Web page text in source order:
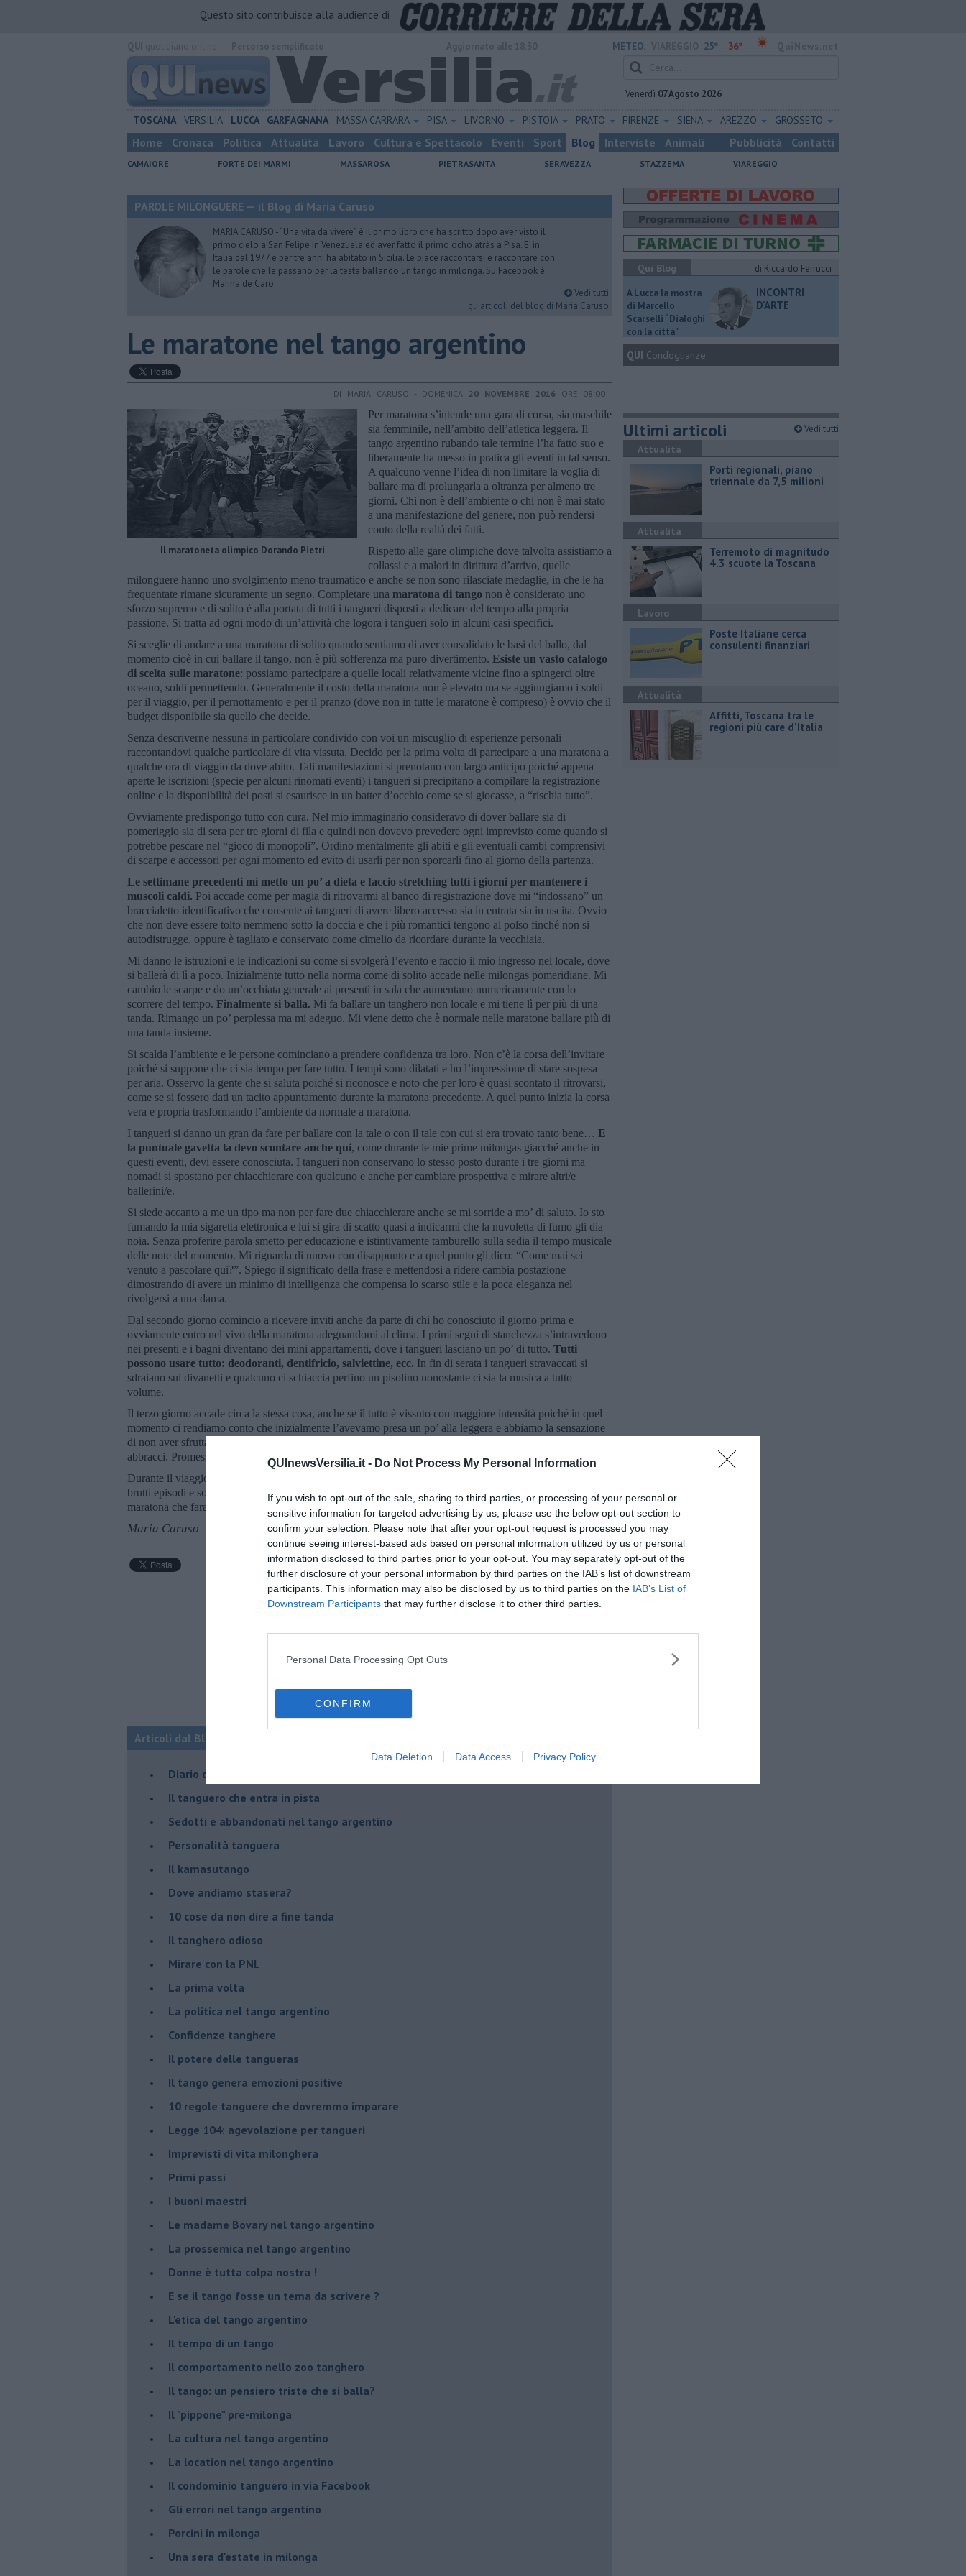
QUInewsVersilia.it - Do Not Process My Personal Information
If you wish to opt-out of the sale, sharing to third parties, or processing of your personal or
sensitive information for targeted advertising by us, please use the below opt-out section to
confirm your selection. Please note that after your opt-out request is processed you may
continue seeing interest-based ads based on personal information utilized by us or personal
information disclosed to third parties prior to your opt-out. You may separately opt-out of the
further disclosure of your personal information by third parties on the IAB’s list of downstream
participants. This information may also be disclosed by us to third parties on the IAB’s List of
Downstream Participants that may further disclose it to other third parties.
Personal Data Processing Opt Outs
CONFIRM
Data Deletion Data Access Privacy Policy
Questo sito contribuisce alla audience di
METEO: 25° 36°
Venerdì 07 Agosto 2026
TOSCANA VERSILIA LUCCA GARFAGNANA MASSA CARRARA PISA LIVORNO PISTOIA PRATO FIRENZE SIENA AREZZO GROSSETO
Home Cronaca Politica Attualità Lavoro Cultura e Spettacolo Eventi Sport Blog Interviste Animali Pubblicità Contatti
CAMAIORE FORTE DEI MARMI MASSAROSA PIETRASANTA SERAVEZZA STAZZEMA VIAREGGIO
PAROLE MILONGUERE — il Blog di Maria Caruso
MARIA CARUSO - “Una vita da vivere” è il primo libro che ha scritto dopo aver visto il
primo cielo a San Felipe in Venezuela ed aver fatto il primo ocho atràs a Pisa. E' in
Italia dal 1977 e per tre anni ha abitato in Sicilia. Le piace raccontarsi e raccontare con
le parole che le passano per la testa ballando un tango in milonga. Su Facebook è
Marina de Caro
Vedi tutti
gli articoli del blog di Maria Caruso
Le maratone nel tango argentino
DI MARIA CARUSO - DOMENICA 20 NOVEMBRE 2016 ORE 08:00
Il maratoneta olimpico Dorando Pietri
Per maratona s’intende una gara di corsa, sia maschile
sia femminile, nell’ambito dell’atletica leggera. Il
tango argentino rubando tale termine l’ha fatto suo e
liberamente ha messo in pratica gli eventi in tal senso.
A qualcuno venne l’idea di non limitare la voglia di
ballare ma di prolungarla a oltranza per almeno tre
giorni. Chi non è dell’ambiente o chi non è mai stato
a una manifestazione del genere, non può rendersi
conto della realtà dei fatti.
Rispetto alle gare olimpiche dove talvolta assistiamo a
collassi e a malori in dirittura d’arrivo, quelle
milonguere hanno uno svolgimento meno traumatico e anche se non sono rilasciate medaglie, in che le ha
frequentate rimane sicuramente un segno. Completare una maratona di tango non è considerato uno
sforzo supremo e di solito è alla portata di tutti i tangueri disposti a dedicare del tempo alla propria
passione. Si tratta ad ogni modo di un’attività che logora i tangueri solo in alcuni casi specifici.
Si sceglie di andare a una maratona di solito quando sentiamo di aver consolidato le basi del ballo, dal
momento cioè in cui ballare il tango, non è più sofferenza ma puro divertimento. Esiste un vasto catalogo
di scelta sulle maratone: possiamo partecipare a quelle locali relativamente vicine fino a spingerci oltre
oceano, soldi permettendo. Generalmente il costo della maratona non è elevato ma se aggiungiamo i soldi
per il viaggio, per il pernottamento e per il pranzo (dove non in tutte le maratone è compreso) è ovvio che il
budget disponibile sia quello che decide.
Senza descriverne nessuna in particolare condivido con voi un miscuglio di esperienze personali
raccontandovi qualche particolare di vita vissuta. Decido per la prima volta di partecipare a una maratona a
qualche ora di viaggio da dove abito. Tali manifestazioni si prenotano con largo anticipo poiché appena
aperte le iscrizioni (specie per alcuni rinomati eventi) i tangueri si precipitano a compilare la registrazione
online e la disponibilità dei posti si esaurisce in un batter d’occhio come se si giocasse, a “rischia tutto”.
Ovviamente predispongo tutto con cura. Nel mio immaginario consideravo di dover ballare sia di
pomeriggio sia di sera per tre giorni di fila e quindi non dovevo prevedere ogni imprevisto come quando si
potrebbe pescare nel “gioco di monopoli”. Ordino mentalmente gli abiti e gli eventuali cambi comprensivi
di scarpe e accessori per ogni momento ed evito di usarli per non sporcarli fino al giorno della partenza.
Le settimane precedenti mi metto un po’ a dieta e faccio stretching tutti i giorni per mantenere i
muscoli caldi. Poi accade come per magia di ritrovarmi al banco di registrazione dove mi “indossano” un
braccialetto identificativo che consente ai tangueri di avere libero accesso sia in entrata sia in uscita. Ovvio
che non deve essere tolto nemmeno sotto la doccia e che i più romantici tengono al polso finché non si
autodistrugge, oppure è tagliato e conservato come cimelio da ricordare durante la vecchiaia.
Mi danno le istruzioni e le indicazioni su come si svolgerà l’evento e faccio il mio ingresso nel locale, dove
si ballerà di lì a poco. Inizialmente tutto nella norma come di solito accade nelle milongas pomeridiane. Mi
cambio le scarpe e do un’occhiata generale ai presenti in sala che aumentano numericamente con lo
scorrere del tempo. Finalmente si balla. Mi fa ballare un tanghero non locale e mi tiene lì per più di una
tanda. Rimango un po’ perplessa ma mi adeguo. Mi viene detto che è normale nelle maratone ballare più di
una tanda insieme.
Si scalda l’ambiente e le persone cominciano a prendere confidenza tra loro. Non c’è la corsa dell’invitare
poiché si suppone che ci sia tempo per fare tutto. I tempi sono dilatati e ho l’impressione di stare sospesa
per aria. Osservo la gente che si saluta poiché si riconosce e noto che per loro è quasi scontato il ritrovarsi,
come se si fossero dati un tacito appuntamento durante la maratona precedente. A quel punto inizia la corsa
vera e propria trasformando l’ambiente da normale a maratona.
I tangueri si danno un gran da fare per ballare con la tale o con il tale con cui si era trovato tanto bene… E
la puntuale gavetta la devo scontare anche qui, come durante le mie prime milongas giacché anche in
questi eventi, devi essere conosciuta. I tangueri non conservano lo stesso posto durante i tre giorni ma
nomadi si spostano per chiacchierare con qualcuno e anche per cambiare prospettiva e mirare altri/e
ballerini/e.
Si siede accanto a me un tipo ma non per fare due chiacchierare anche se mi sorride a mo’ di saluto. Io sto
fumando la mia sigaretta elettronica e lui si gira di scatto quasi a indicarmi che la nuvoletta di fumo gli dia
noia. Senza proferire parola smetto per educazione e istintivamente tamburello sulla sedia il tempo musicale
delle note del momento. Mi riguarda di nuovo con disappunto e a quel punto gli dico: “Come mai sei
venuto a pascolare qui?”. Spiego il significato della frase e mettendosi a ridere cambia postazione
dimostrando di avere un minimo di intelligenza che compensa lo scarso stile e la poca eleganza nel
rivolgersi a una dama.
Dal secondo giorno comincio a ricevere inviti anche da parte di chi ho conosciuto il giorno prima e
ovviamente entro nel vivo della maratona adeguandomi al clima. I primi segni di stanchezza s’intravedono
nei presenti e i bagni diventano dei mini appartamenti, dove i tangueri lasciano un po’ di tutto. Tutti
possono usare tutto: deodoranti, dentifricio, salviettine, ecc. In fin di serata i tangueri stravaccati si
sdraiano sui divanetti e qualcuno ci schiaccia perfino un pisolino nonostante ci sia la musica a tutto
volume.
Il terzo giorno accade circa la stessa cosa, anche se il tutto è vissuto con maggiore intensità poiché in quel
momento ci rendiamo conto che inizialmente l’avevamo presa un po’ alla leggera e abbiamo la sensazione
di non aver sfruttato tutte le potenzialità messe a disposizione dall’evento.
abbracci. Promesse per rivedersi ancora l’anno dopo oppure in qualche altra maratona.
Durante il viaggio di ritorno, insieme ai dolori muscolari post maratona, rielabori l’evento: smorfie per i
brutti episodi e sorrisi per i bei ricordi. Insegnamenti infine da mettere in pratica durante la prossima
maratona che farai… perché fatta una volta la farai di nuovo.
Maria Caruso
Articoli dal Blog “Parole milonguere” di Maria Caruso
Diario di una tanghera
Il tanguero che entra in pista
Sedotti e abbandonati nel tango argentino
Personalità tanguera
Il kamasutango
Dove andiamo stasera?
10 cose da non dire a fine tanda
Il tanghero odioso
Mirare con la PNL
La prima volta
La politica nel tango argentino
Confidenze tanghere
Il potere delle tangueras
Il tango genera emozioni positive
10 regole tanguere che dovremmo imparare
Legge 104: agevolazione per tangueri
Imprevisti di vita milonghera
Primi passi
I buoni maestri
Le madame Bovary nel tango argentino
La prossemica nel tango argentino
Donne è tutta colpa nostra !
E se il tango fosse un tema da scrivere ?
L'etica del tango argentino
Il tempo di un tango
Il comportamento nello zoo tanghero
Il tango: un pensiero triste che si balla?
Il "pippone" pre-milonga
La cultura nel tango argentino
La location nel tango argentino
Il condominio tanguero in via Facebook
Gli errori nel tango argentino
Porcini in milonga
Una sera d'estate in milonga
Qui Blog
di Riccardo Ferrucci
A Lucca la mostra
di Marcello
Scarselli “Dialoghi
con la città"
INCONTRI
D'ARTE
QUI Condoglianze
Ultimi articoli Vedi tutti
Attualità
Porti regionali, piano
triennale da 7,5 milioni
Attualità
Terremoto di magnitudo
4.3 scuote la Toscana
Lavoro
Poste Italiane cerca
consulenti finanziari
Attualità
Affitti, Toscana tra le
regioni più care d'Italia